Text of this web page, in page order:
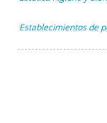
Establecimientos de